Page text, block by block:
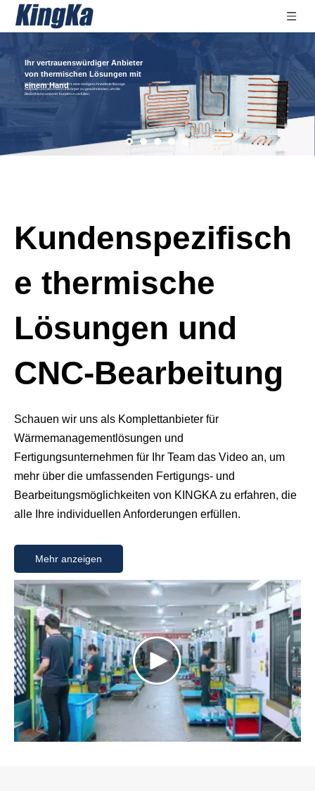
Ihr vertrauenswürdiger Anbieter
von thermischen Lösungen mit
einem Hand
Kingka ist darauf spezialisiert, eine maßgeschneiderte flüssige
Kaltplatte und den Heizkühlkörper zu gewährleisten, um die
Bedürfnisse unserer Kunden zu erfüllen.
Kundenspezifisch
e thermische
Lösungen und
CNC-Bearbeitung
Schauen wir uns als Komplettanbieter für
Wärmemanagementlösungen und
Fertigungsunternehmen für Ihr Team das Video an, um
mehr über die umfassenden Fertigungs- und
Bearbeitungsmöglichkeiten von KINGKA zu erfahren, die
alle Ihre individuellen Anforderungen erfüllen.
Mehr anzeigen